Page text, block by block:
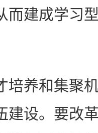
而建成学习
养和集聚机
建设。要改